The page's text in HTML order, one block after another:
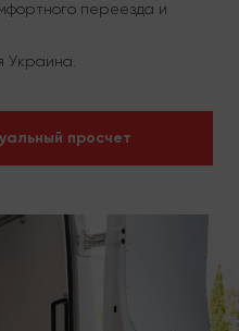
переезда и
Украина.
просчет